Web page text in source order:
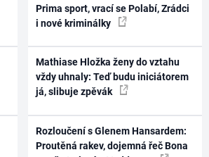
Prima sport, vrací se Polabí, Zrádci
i nové kriminálky
Mathiase Hložka ženy do vztahu
vždy uhnaly: Teď budu iniciátorem
já, slibuje zpěvák
Rozloučení s Glenem Hansardem:
Proutěná rakev, dojemná řeč Bona